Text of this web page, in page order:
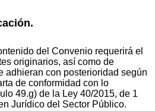
del Convenio requerirá el
originarios, así como de
adhieran con posterioridad según
de conformidad con lo
49.g) de la Ley 40/2015, de 1
Jurídico del Sector Público.